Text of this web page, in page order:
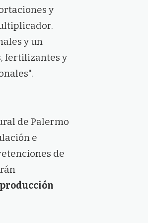
y
y un
fertilizantes y
de Palermo
e
de